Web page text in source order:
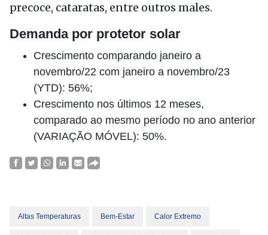
precoce, cataratas, entre outros males.
Demanda por protetor solar
Crescimento comparando janeiro a
novembro/22 com janeiro a novembro/23
(YTD): 56%;
Crescimento nos últimos 12 meses,
comparado ao mesmo período no ano anterior
(VARIAÇÃO MÓVEL): 50%.
Altas Temperaturas Bem-Estar Calor Extremo